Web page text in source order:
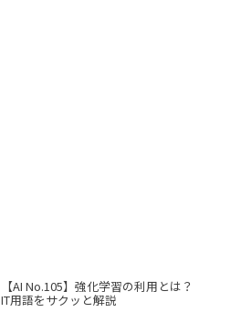
【AI No.105】強化学習の利用とは？
IT用語をサクッと解説